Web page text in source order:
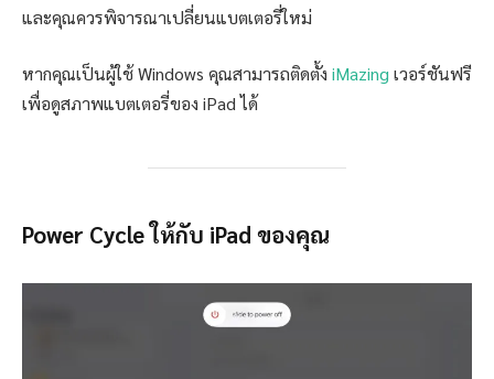
และคุณควรพิจารณาเปลี่ยนแบตเตอรี่ใหม่
หากคุณเป็นผู้ใช้ Windows คุณสามารถติดตั้ง iMazing เวอร์ชันฟรี
เพื่อดูสภาพแบตเตอรี่ของ iPad ได้
Power Cycle ให้กับ iPad ของคุณ